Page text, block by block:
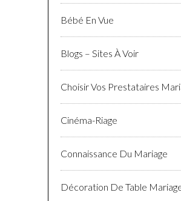
Bébé En Vue
Blogs – Sites À Voir
Choisir Vos Prestataires
Cinéma-Riage
Connaissance Du Mariage
Décoration De Table